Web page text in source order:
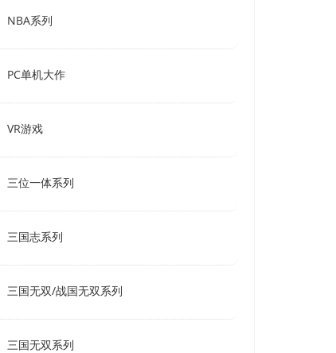
NBA系列
PC单机大作
VR游戏
三位一体系列
三国志系列
三国无双/战国无双系列
三国无双系列